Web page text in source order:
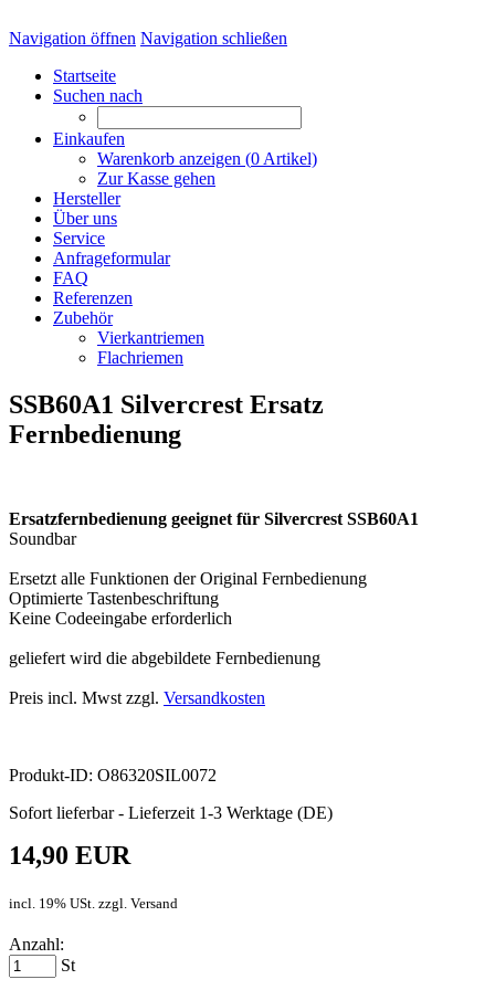
Navigation öffnen Navigation schließen
Startseite
Suchen nach
Einkaufen
Warenkorb anzeigen (0 Artikel)
Zur Kasse gehen
Hersteller
Über uns
Service
Anfrageformular
FAQ
Referenzen
Zubehör
Vierkantriemen
Flachriemen
SSB60A1 Silvercrest Ersatz
Fernbedienung
Ersatzfernbedienung geeignet für Silvercrest SSB60A1
Soundbar
Ersetzt alle Funktionen der Original Fernbedienung
Optimierte Tastenbeschriftung
Keine Codeeingabe erforderlich
geliefert wird die abgebildete Fernbedienung
Preis incl. Mwst zzgl. Versandkosten
Produkt-ID: O86320SIL0072
Sofort lieferbar - Lieferzeit 1-3 Werktage (DE)
14,90 EUR
incl. 19% USt. zzgl. Versand
Anzahl:
St